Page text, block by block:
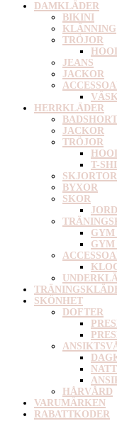
DAMKLÄDER
BIKINI
KLÄNNING
TRÖJOR
JEANS
JACKOR
HERRKLÄDER
JACKOR
TRÖJOR
T-
SKJORTOR
BYXOR
SKOR
GYM
GYM
SKÖNHET
DOFTER
HÅRVÅRD
VARUMÄRKEN
RABATTKODER